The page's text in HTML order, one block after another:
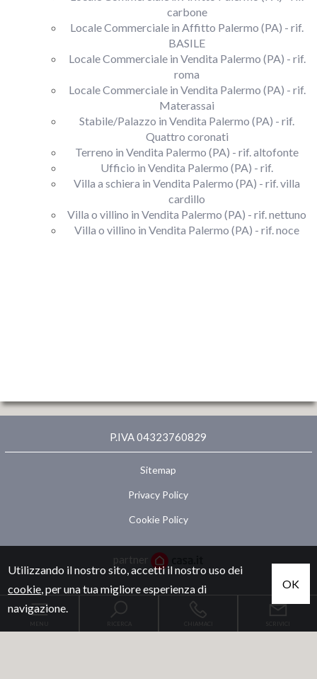
carbone
Locale Commerciale in Affitto Palermo (PA) - rif.
BASILE
Locale Commerciale in Vendita Palermo (PA) - rif.
roma
Locale Commerciale in Vendita Palermo (PA) - rif.
Materassai
Stabile/Palazzo in Vendita Palermo (PA) - rif.
Quattro coronati
Terreno in Vendita Palermo (PA) - rif. altofonte
Ufficio in Vendita Palermo (PA) - rif.
Villa a schiera in Vendita Palermo (PA) - rif. villa
cardillo
Villa o villino in Vendita Palermo (PA) - rif. nettuno
Villa o villino in Vendita Palermo (PA) - rif. noce
P.IVA 04323760829
Sitemap
Privacy Policy
Cookie Policy
partner
Menù del Sito
Utilizzando il nostro sito, accetti il nostro uso dei
cookie, per una tua migliore esperienza di
navigazione.
OK